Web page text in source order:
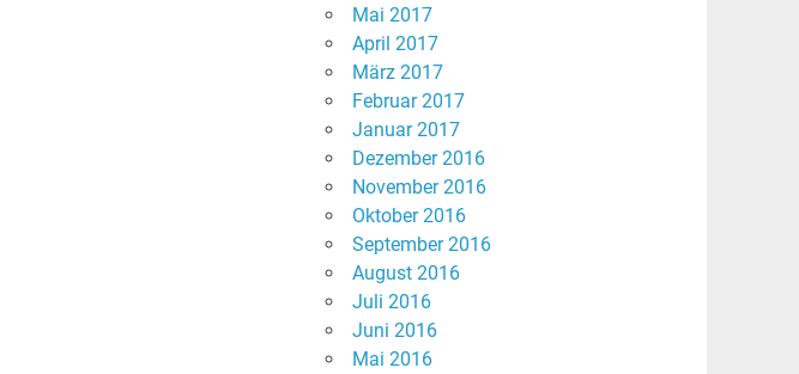
Mai 2017
April 2017
März 2017
Februar 2017
Januar 2017
Dezember 2016
November 2016
Oktober 2016
September 2016
August 2016
Juli 2016
Juni 2016
Mai 2016